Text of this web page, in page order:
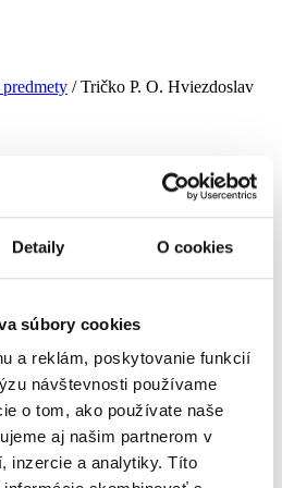
Detaily O cookies
súbory cookies
a reklám, poskytovanie funkcií
návštevnosti používame
o tom, ako používate naše
aj našim partnerom v
inzercie a analytiky. Títo
/ Tričko P. O. Hviezdoslav
Pánske
produkt. Dizajnované, šité aj
na unikátnosť ponuky
na výrok a návštevu velikána P. O.